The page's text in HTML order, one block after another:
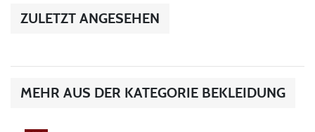
ZULETZT ANGESEHEN
MEHR AUS DER KATEGORIE BEKLEIDUNG